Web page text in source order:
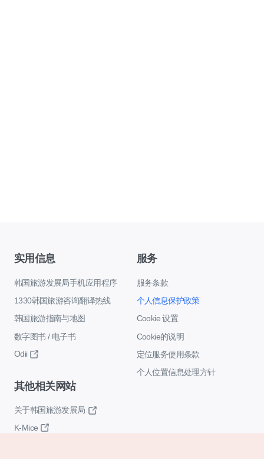
实用信息
韩国旅游发展局手机应用程序
1330韩国旅游咨询翻译热线
韩国旅游指南与地图
数字图书 / 电子书
Odii
服务
服务条款
个人信息保护政策
Cookie 设置
Cookie的说明
定位服务使用条款
个人位置信息处理方针
其他相关网站
关于韩国旅游发展局
K-Mice